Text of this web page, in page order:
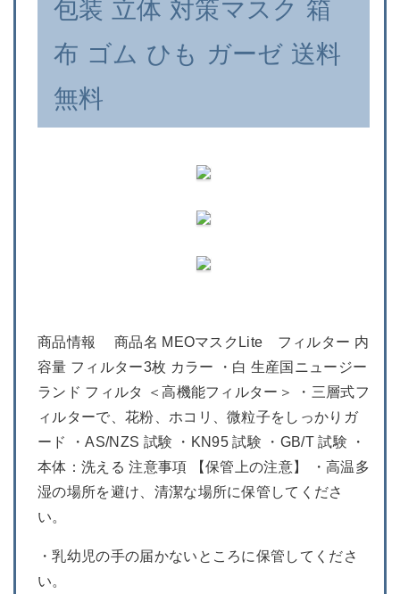
包装 立体 対策マスク 箱
布 ゴム ひも ガーゼ 送料
無料
商品情報 商品名 MEOマスクLite フィルター 内
容量 フィルター3枚 カラー ・白 生産国ニュージー
ランド フィルタ ＜高機能フィルター＞ ・三層式フ
ィルターで、花粉、ホコリ、微粒子をしっかりガ
ード ・AS/NZS 試験 ・KN95 試験 ・GB/T 試験 ・
本体：洗える 注意事項 【保管上の注意】 ・高温多
湿の場所を避け、清潔な場所に保管してくださ
い。
・乳幼児の手の届かないところに保管してくださ
い。